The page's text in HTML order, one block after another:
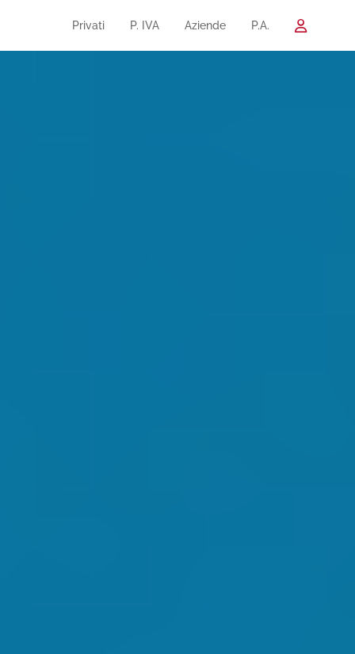
Privati P. IVA Aziende P.A.